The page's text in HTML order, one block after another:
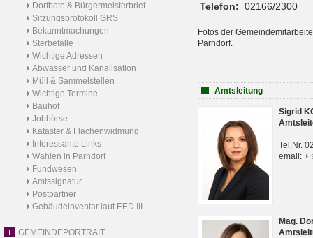
Dorfbote & Bürgermeisterbrief
Sitzungsprotokoll GRS
Bekanntmachungen
Sterbefälle
Wichtige Adressen
Abwasser und Kanalisation
Müll & Sammelstellen
Wichtige Termine
Bauhof
Jobbörse
Kataster & Flächenwidmung
Interessante Links
Wahlen in Parndorf
Fundwesen
Amtssignatur
Postpartner
Gebäudeinventar laut EED III
GEMEINDEPORTRAIT
Telefon: 02166/2300
Fotos der
Parndorf.
Amtsleitung
Sigrid
Tel.Nr.
email:
Mag.